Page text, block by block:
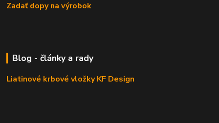
Zadať dopy na výrobok
Blog - články a rady
Liatinové krbové vložky KF Design